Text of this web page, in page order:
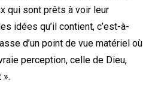
qui sont prêts à voir leur
idées qu’il contient, c’est-à-
d’un point de vue matériel où
perception, celle de Dieu,
».